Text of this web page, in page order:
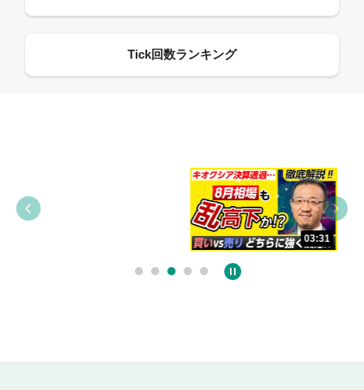
03:31